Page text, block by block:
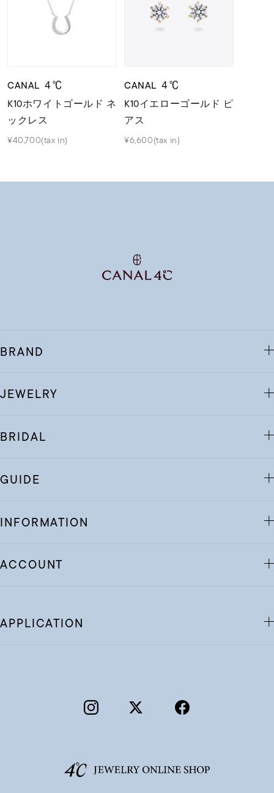
CANAL ４℃
K10ホワイトゴールド ネ
ックレス
¥40,700(tax in)
CANAL ４℃
K10イエローゴールド ピ
アス
¥6,600(tax in)
BRAND
JEWELRY
BRIDAL
GUIDE
INFORMATION
ACCOUNT
APPLICATION